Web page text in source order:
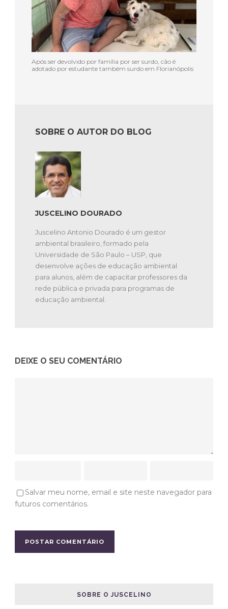
Após ser devolvido por família por ser surdo, cão é
adotado por estudante também surdo em Florianópolis
SOBRE O AUTOR DO BLOG
JUSCELINO DOURADO
Juscelino Antonio Dourado é um gestor
ambiental brasileiro, formado pela
Universidade de São Paulo – USP, que
desenvolve ações de educação ambiental
para alunos, além de capacitar professores da
rede pública e privada para programas de
educação ambiental.
DEIXE O SEU COMENTÁRIO
Salvar meu nome, email e site neste navegador para
futuros comentários.
SOBRE O JUSCELINO